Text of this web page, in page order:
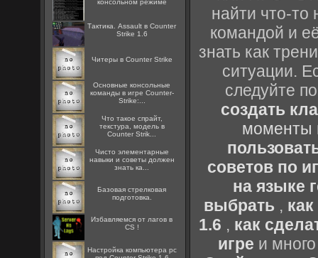
консольном режиме
Тактика. Assault в Counter
Strike 1.6
Читеры в Counter Strike
Основные консольные
команды в игре Counter-
Strike:...
Что такое спрайт,
текстура, модель в
Counter Strik...
Чисто элементарные
навыки и советы должен
знать ка...
Базовая стрелковая
подготовка.
Избавляемся от лагов в
CS !
Настройка компьютера pc
найти что-то
командой и
знать как
ситуации.
следуйте
создать
моменты
советов по
на языке
выбрать ,
1.6 , как
игре и